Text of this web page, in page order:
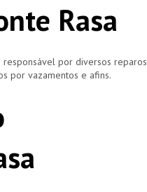
Rasa
por diversos reparos
por vazamentos e afins.